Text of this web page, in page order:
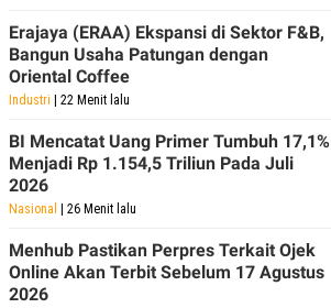
Erajaya (ERAA) Ekspansi di Sektor F&B,
Bangun Usaha Patungan dengan
Oriental Coffee
Industri | 22 Menit lalu
BI Mencatat Uang Primer Tumbuh 17,1%
Menjadi Rp 1.154,5 Triliun Pada Juli
2026
Nasional | 26 Menit lalu
Menhub Pastikan Perpres Terkait Ojek
Online Akan Terbit Sebelum 17 Agustus
2026